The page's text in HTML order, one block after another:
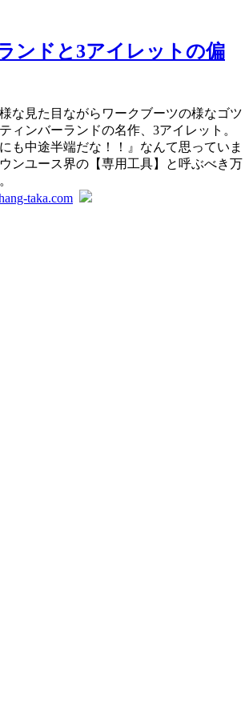
ンドと3アイレットの偏
な見た目ながらワークブーツの様なゴツ
ィンバーランドの名作、3アイレット。
も中途半端だな！！』なんて思っていま
ンユース界の【専用工具】と呼ぶべき万
taka.com